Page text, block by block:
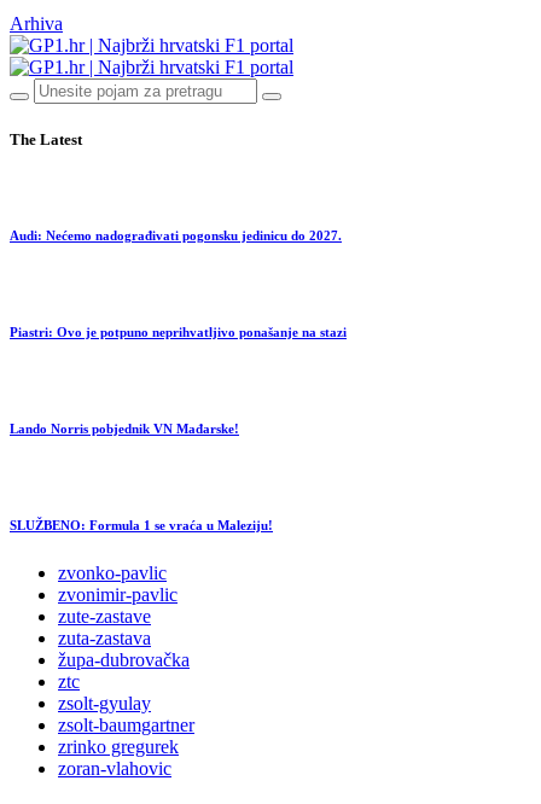
Arhiva
The Latest
Audi: Nećemo nadograđivati pogonsku jedinicu do 2027.
Piastri: Ovo je potpuno neprihvatljivo ponašanje na stazi
Lando Norris pobjednik VN Mađarske!
SLUŽBENO: Formula 1 se vraća u Maleziju!
zvonko-pavlic
zvonimir-pavlic
zute-zastave
zuta-zastava
župa-dubrovačka
ztc
zsolt-gyulay
zsolt-baumgartner
zrinko gregurek
zoran-vlahovic